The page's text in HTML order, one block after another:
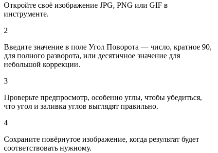
Откройте своё изображение JPG, PNG или GIF в
инструменте.
2
Введите значение в поле Угол Поворота — число, кратное 90,
для полного разворота, или десятичное значение для
небольшой коррекции.
3
Проверьте предпросмотр, особенно углы, чтобы убедиться,
что угол и заливка углов выглядят правильно.
4
Сохраните повёрнутое изображение, когда результат будет
соответствовать нужному.